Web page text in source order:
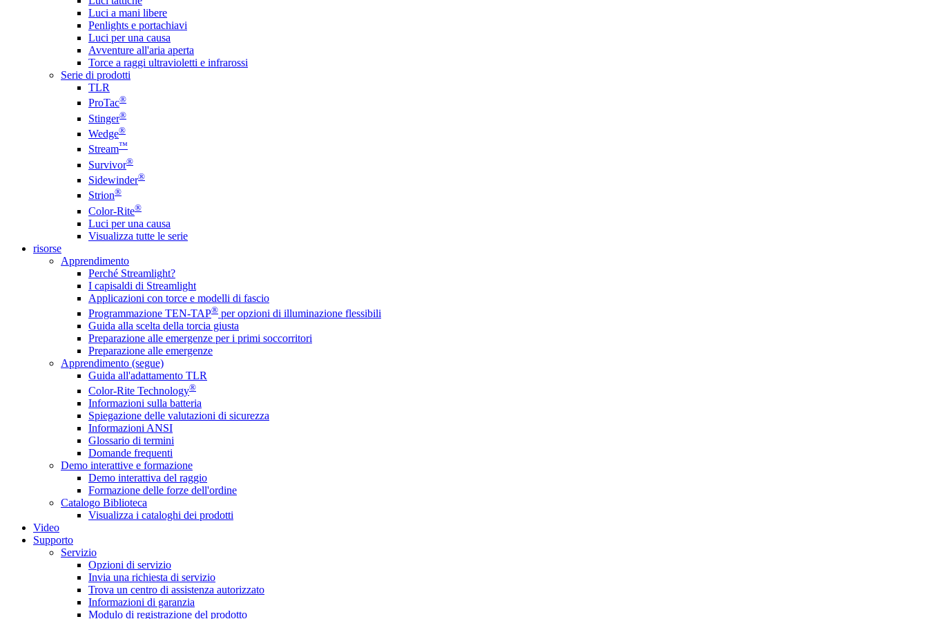
Luci a mani libere
Penlights e portachiavi
Luci per una causa
Avventure all'aria aperta
Torce a raggi ultravioletti e infrarossi
Serie di prodotti
TLR
ProTac®
Stinger®
Wedge®
Stream™
Survivor®
Sidewinder®
Strion®
Color-Rite®
Luci per una causa
Visualizza tutte le serie
risorse
Apprendimento
Perché Streamlight?
I capisaldi di Streamlight
Applicazioni con torce e modelli di fascio
Programmazione TEN-TAP® per opzioni di illuminazione flessibili
Guida alla scelta della torcia giusta
Preparazione alle emergenze per i primi soccorritori
Preparazione alle emergenze
Apprendimento (segue)
Guida all'adattamento TLR
Color-Rite Technology®
Informazioni sulla batteria
Spiegazione delle valutazioni di sicurezza
Informazioni ANSI
Glossario di termini
Domande frequenti
Demo interattive e formazione
Demo interattiva del raggio
Formazione delle forze dell'ordine
Catalogo Biblioteca
Visualizza i cataloghi dei prodotti
Video
Supporto
Servizio
Opzioni di servizio
Invia una richiesta di servizio
Trova un centro di assistenza autorizzato
Informazioni di garanzia
Modulo di registrazione del prodotto